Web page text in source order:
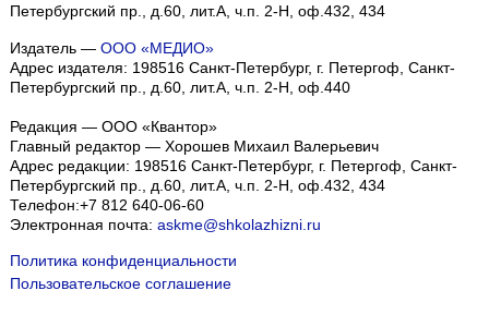
Петербургский пр., д.60, лит.А, ч.п. 2-Н, оф.432, 434
Издатель — ООО «МЕДИО»
Адрес издателя: 198516 Санкт-Петербург, г. Петергоф, Санкт-
Петербургский пр., д.60, лит.А, ч.п. 2-Н, оф.440
Редакция — ООО «Квантор»
Главный редактор — Хорошев Михаил Валерьевич
Адрес редакции: 198516 Санкт-Петербург, г. Петергоф Санкт-
Петербургский пр., д.60, лит.А, ч.п. 2-Н, оф.432, 434
Телефон:+7 812 640-06-60
Электронная почта: askme@shkolazhizni.ru
Политика конфиденциальности
Пользовательское соглашение